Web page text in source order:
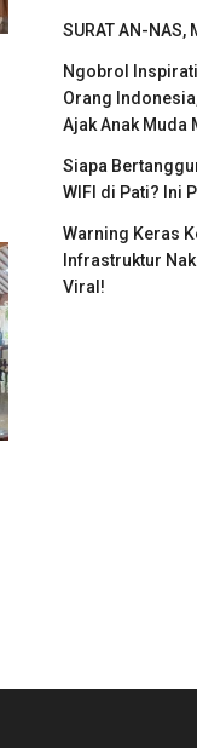
SURAT AN-
Ngobrol
Orang
Ajak Anak Muda
Siapa
WIFI di Pati? Ini
Warning Keras
Infrastruktur
Viral!